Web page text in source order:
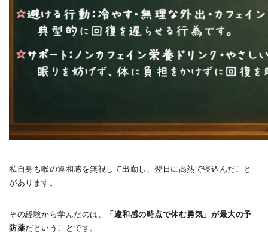
私自身も喉の違和感を無視して出勤し、翌日に高熱で寝込んだこと
があります。
その経験から学んだのは、
「違和感の時点で休む勇気」が最大の予
防薬だということです。